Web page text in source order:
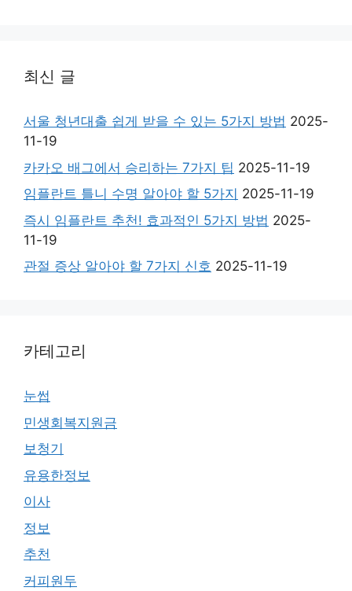
최신 글
서울 청년대출 쉽게 받을 수 있는 5가지 방법 2025-
11-19
카카오 배그에서 승리하는 7가지 팁 2025-11-19
임플란트 틀니 수명 알아야 할 5가지 2025-11-19
즉시 임플란트 추천! 효과적인 5가지 방법 2025-
11-19
관절 증상 알아야 할 7가지 신호 2025-11-19
카테고리
눈썹
민생회복지원금
보청기
유용한정보
이사
정보
추천
커피원두